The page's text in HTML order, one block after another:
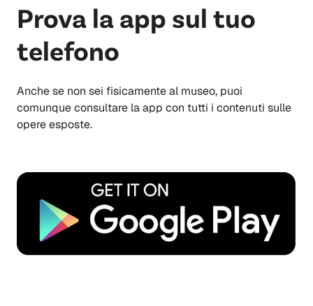
Prova la app sul tuo
telefono
Anche se non sei fisicamente al museo, puoi
comunque consultare la app con tutti i contenuti sulle
opere esposte.